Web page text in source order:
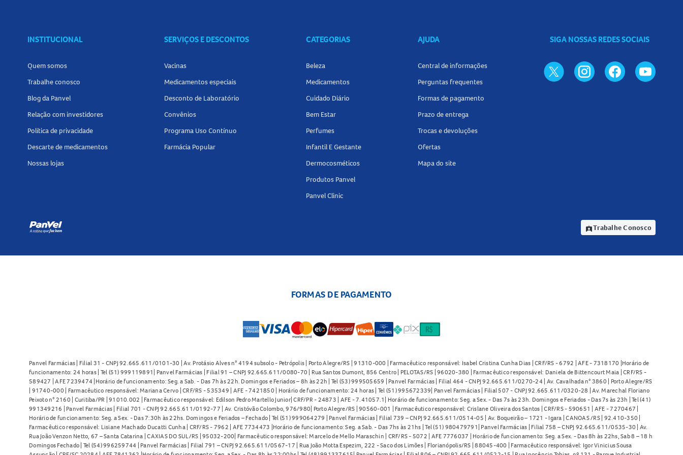
INSTITUCIONAL
Quem somos
Trabalhe conosco
Blog da Panvel
Relação com investidores
Política de privacidade
Descarte de medicamentos
Nossas lojas
SERVIÇOS E DESCONTOS
Vacinas
Medicamentos especiais
Desconto de Laboratório
Convênios
Programa Uso Contínuo
Farmácia Popular
CATEGORIAS
Beleza
Medicamentos
Cuidado Diário
Bem Estar
Perfumes
Infantil E Gestante
Dermocosméticos
Produtos Panvel
Panvel Clinic
AJUDA
Central de informações
Perguntas frequentes
Formas de pagamento
Prazo de entrega
Trocas e devoluções
Ofertas
Mapa do site
SIGA NOSSAS REDES SOCIAIS
assignment_indTrabalhe Conosco
FORMAS DE PAGAMENTO
Panvel Farmácias | Filial 31 - CNPJ 92.665.611/0101-30 | Av. Protásio Alves n° 4194 subsolo - Petrópolis | Porto Alegre/RS | 91310-000 | Farmacêutico responsável: Isabel Cristina Cunha Dias | CRF/RS - 6792 | AFE - 7318170 |Horário de
funcionamento: 24 horas | Tel (51) 999119891| Panvel Farmácias | Filial 91 – CNPJ 92.665.611/0080-70 | Rua Santos Dumont, 856 Centro | PELOTAS/RS | 96020-380 | Farmacêutico responsável: Daniela de Bittencourt Maia | CRF/RS -
589427 | AFE 7239474 |Horário de funcionamento: Seg. a Sab. - Das 7h às 22h. Domingos e Feriados – 8h às 22h | Tel (53) 999505659 | Panvel Farmácias | Filial 464 - CNPJ 92.665.611/0270-24 | Av. Cavalhada n° 3860 | Porto Alegre/RS
| 91740-000 | Farmacêutico responsável: Mariana Cervo | CRF/RS - 535349 | AFE - 7421850 | Horário de funcionamento: 24 horas | Tel (51) 995672339| Panvel Farmácias | Filial 507 - CNPJ 92.665.611/0320-28 | Av. Marechal Floriano
Peixoto n° 2160 | Curitiba/PR | 91010.002 | Farmacêutico responsável: Edilson Pedro Martello Junior| CRF/PR - 24873 | AFE - 7.41057.1| Horário de funcionamento: Seg. a Sex. - Das 7s às 23h. Domingos e Feriados - Das 7s às 23h | Tel (41)
991349216 | Panvel Farmácias | Filial 701 - CNPJ 92.665.611/0192-77 | Av. Cristóvão Colombo, 976/980| Porto Alegre/RS | 90560-001 | Farmacêutico responsável: Crislane Oliveira dos Santos | CRF/RS - 590651 | AFE - 7270467 |
Horário de funcionamento: Seg. a Sex. - Das 7:30h às 22hs. Domingos e Feriados – Fechado | Tel (51) 999064279 | Panvel Farmácias | Filial 739 – CNPJ 92.665.611/0514-05 | Av. Boqueirão – 1721 - Igara | CANOAS /RS | 92.410-350 |
Farmacêutico responsável: Lisiane Machado Ducatti Cunha | CRF/RS - 7962 | AFE 7734473 |Horário de funcionamento: Seg. a Sab. - Das 7hs às 21hs | Tel (51) 980479791| Panvel Farmácias | Filial 758 – CNPJ 92.665.611/0535-30 | Av.
Rua João Venzon Netto, 67 – Santa Catarina | CAXIAS DO SUL/RS | 95032-200| Farmacêutico responsável: Marcelo de Mello Maraschin | CRF/RS - 5072 | AFE 7776037 | Horário de funcionamento: Seg. a Sex. - Das 8h às 22hs, Sab 8 – 18 h
Domingos Fechado | Tel (54) 996259744 | Panvel Farmácias | Filial 791 – CNPJ 92.665.611/0567-17 | Rua João Motta Espezim, 222 - Saco dos Limões | Florianópolis/RS | 88045-400 | Farmacêutico responsável: Igor Vinicius Sousa